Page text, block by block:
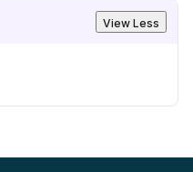
View Less